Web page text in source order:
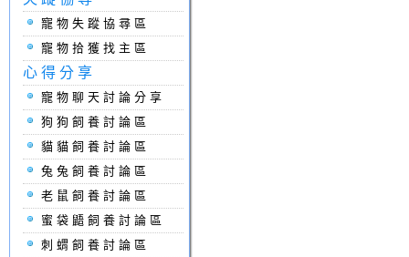
寵物失蹤協尋區
寵物拾獲找主區
心得分享
寵物聊天討論分享
狗狗飼養討論區
貓貓飼養討論區
兔兔飼養討論區
老鼠飼養討論區
蜜袋鼯飼養討論區
刺蝟飼養討論區